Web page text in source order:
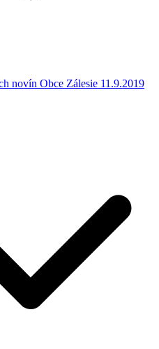
novín Obce Zálesie 11.9.2019